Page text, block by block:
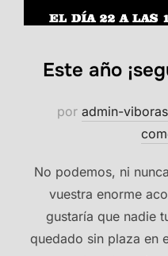
Este año
por admin-viboras
No podemos, ni
vuestra enorme
gustaría que nadie
quedado sin plaza en